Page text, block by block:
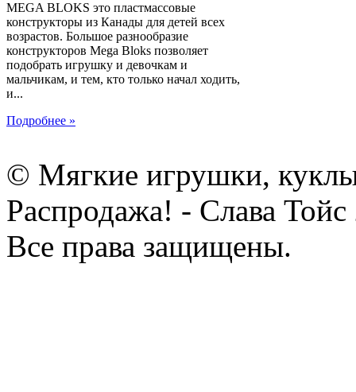
MEGA BLOKS это пластмассовые
конструкторы из Канады для детей всех
возрастов. Большое разнообразие
конструкторов Mega Bloks позволяет
подобрать игрушку и девочкам и
мальчикам, и тем, кто только начал ходить,
и...
Подробнее »
© Мягкие игрушки,
Распродажа! - Слава Тойс
Все права защищены.